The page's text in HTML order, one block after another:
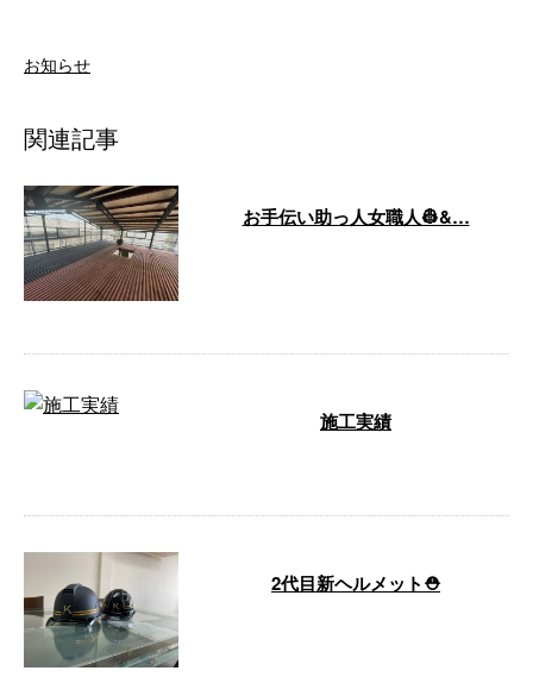
お知らせ
関連記事
お手伝い助っ人女職人👷&…
施工実績
2代目新ヘルメット⛑